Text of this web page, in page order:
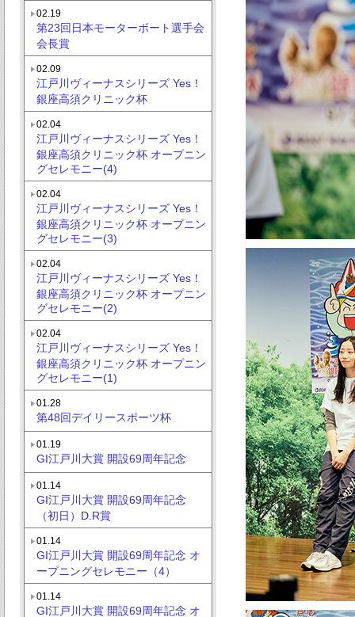
02.19
第23回日本モーターボート選手会
会長賞
02.09
江戸川ヴィーナスシリーズ Yes！
銀座高須クリニック杯
02.04
江戸川ヴィーナスシリーズ Yes！
銀座高須クリニック杯 オープニン
グセレモニー(4)
02.04
江戸川ヴィーナスシリーズ Yes！
銀座高須クリニック杯 オープニン
グセレモニー(3)
02.04
江戸川ヴィーナスシリーズ Yes！
銀座高須クリニック杯 オープニン
グセレモニー(2)
02.04
江戸川ヴィーナスシリーズ Yes！
銀座高須クリニック杯 オープニン
グセレモニー(1)
01.28
第48回デイリースポーツ杯
01.19
GI江戸川大賞 開設69周年記念
01.14
GI江戸川大賞 開設69周年記念
（初日）D.R賞
01.14
GI江戸川大賞 開設69周年記念 オ
ープニングセレモニー（4）
01.14
GI江戸川大賞 開設69周年記念 オ